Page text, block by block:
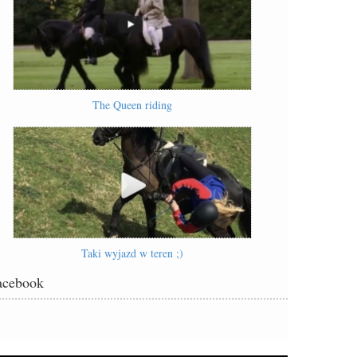
The Queen riding
Taki wyjazd w teren ;)